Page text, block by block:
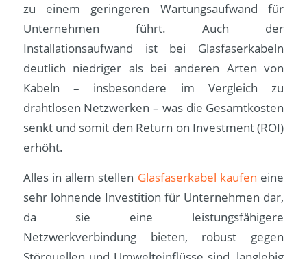
zu einem geringeren Wartungsaufwand für
Unternehmen führt. Auch der
Installationsaufwand ist bei Glasfaserkabeln
deutlich niedriger als bei anderen Arten von
Kabeln – insbesondere im Vergleich zu
drahtlosen Netzwerken – was die Gesamtkosten
senkt und somit den Return on Investment (ROI)
erhöht.
Alles in allem stellen Glasfaserkabel kaufen eine
sehr lohnende Investition für Unternehmen dar,
da sie eine leistungsfähigere
Netzwerkverbindung bieten, robust gegen